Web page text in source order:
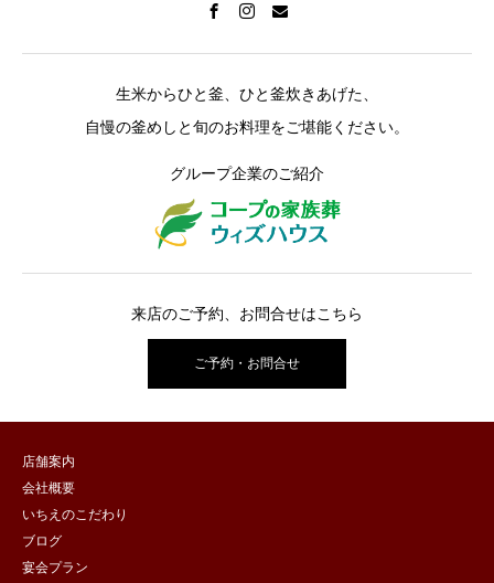
生米からひと釜、ひと釜炊きあげた、
自慢の釜めしと旬のお料理をご堪能ください。
グループ企業のご紹介
来店のご予約、お問合せはこちら
ご予約・お問合せ
店舗案内
会社概要
いちえのこだわり
ブログ
宴会プラン